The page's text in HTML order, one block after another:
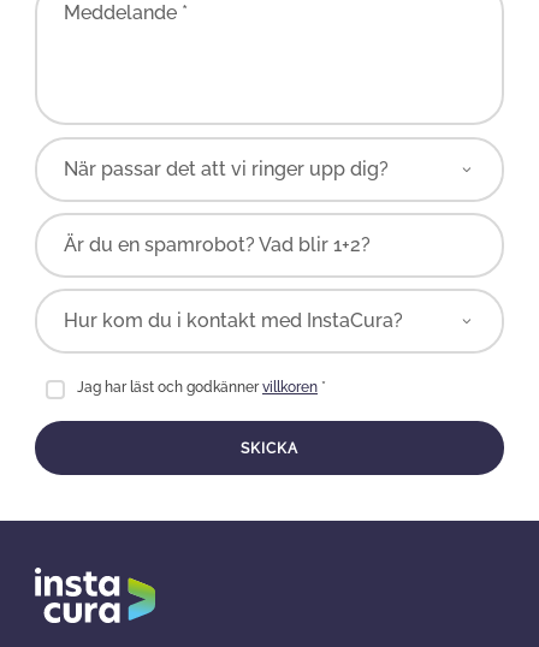
Meddelande *
Är du en spamrobot? Vad blir 1+2?
Jag har läst och godkännervillkoren*
SKICKA